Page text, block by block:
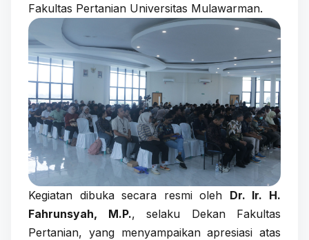
Fakultas Pertanian Universitas Mulawarman.
Kegiatan dibuka secara resmi oleh Dr. Ir. H.
Fahrunsyah, M.P., selaku Dekan Fakultas
Pertanian, yang menyampaikan apresiasi atas